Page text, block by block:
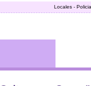
Locales -